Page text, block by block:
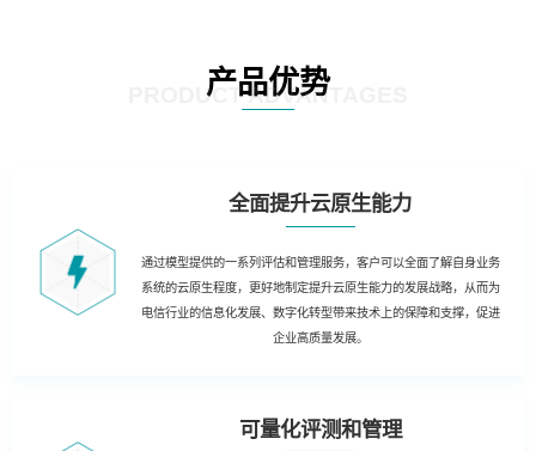
产品优势
PRODUCT ADVANTAGES
全面提升云原生能力
通过模型提供的一系列评估和管理服务，客户可以全面了解自身业务
系统的云原生程度，更好地制定提升云原生能力的发展战略，从而为
电信行业的信息化发展、数字化转型带来技术上的保障和支撑，促进
企业高质量发展。
可量化评测和管理